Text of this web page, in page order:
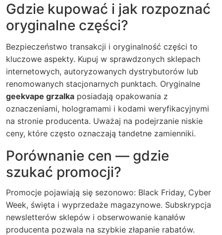
Gdzie kupować i jak rozpoznać
oryginalne części?
Bezpieczeństwo transakcji i oryginalność części to
kluczowe aspekty. Kupuj w sprawdzonych sklepach
internetowych, autoryzowanych dystrybutorów lub
renomowanych stacjonarnych punktach. Oryginalne
geekvape grzalka posiadają opakowania z
oznaczeniami, hologramami i kodami weryfikacyjnymi
na stronie producenta. Uważaj na podejrzanie niskie
ceny, które często oznaczają tandetne zamienniki.
Porównanie cen — gdzie
szukać promocji?
Promocje pojawiają się sezonowo: Black Friday, Cyber
Week, święta i wyprzedaże magazynowe. Subskrypcja
newsletterów sklepów i obserwowanie kanałów
producenta pozwala na szybkie złapanie rabatów.